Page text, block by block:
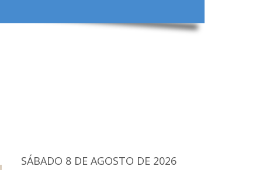
SÁBADO 8 DE AGOSTO DE 2026